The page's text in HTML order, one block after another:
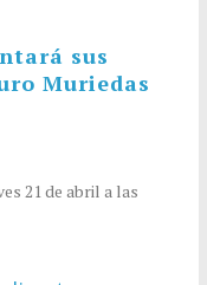
sus
Muriedas
21 de abril a las